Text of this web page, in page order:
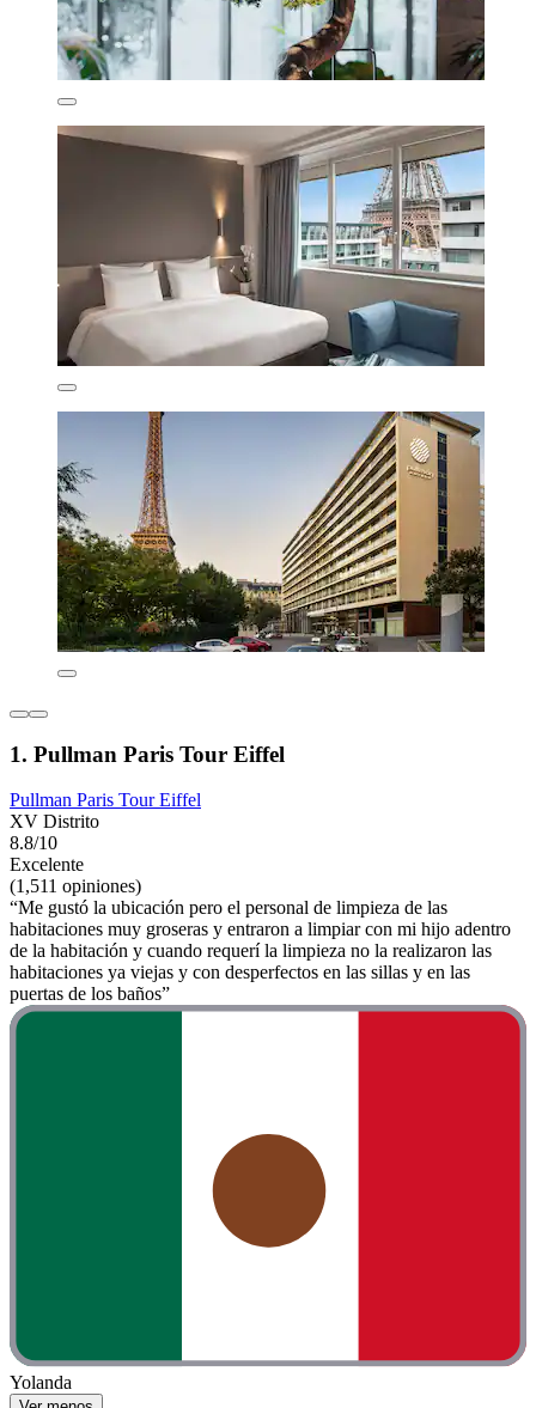
1. Pullman Paris Tour Eiffel
Pullman Paris Tour Eiffel
XV Distrito
8.8/10
Excelente
(1,511 opiniones)
“Me gustó la ubicación pero el personal de limpieza de las
habitaciones muy groseras y entraron a limpiar con mi hijo adentro
de la habitación y cuando requerí la limpieza no la realizaron las
habitaciones ya viejas y con desperfectos en las sillas y en las
puertas de los baños”
Yolanda